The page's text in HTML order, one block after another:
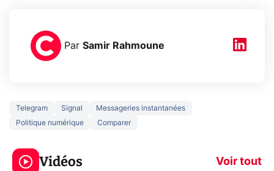
Par Samir Rahmoune
Telegram Signal
Messageries instantanées
Politique numérique
Comparer
Vidéos Voir tout
5 générations de
jeux dans la
prochaine Xbox !
navigation